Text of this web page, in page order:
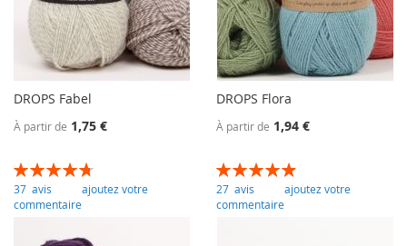
DROPS Fabel
À partir de 1,75 €
Évaluation:
96
% of100
37 avis
ajoutez votre
commentaire
DROPS Flora
À partir de 1,94 €
Évaluation:
98
% of100
27 avis
ajoutez votre
commentaire